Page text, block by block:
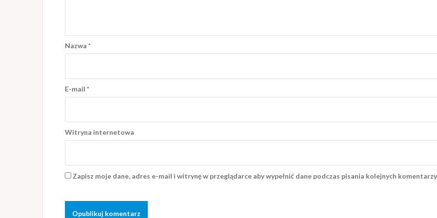
Nazwa *
E-mail *
Witryna internetowa
Zapisz moje dane, adres e-mail i witrynę w przeglądarce aby wypełnić dane podczas pisania kolejnych